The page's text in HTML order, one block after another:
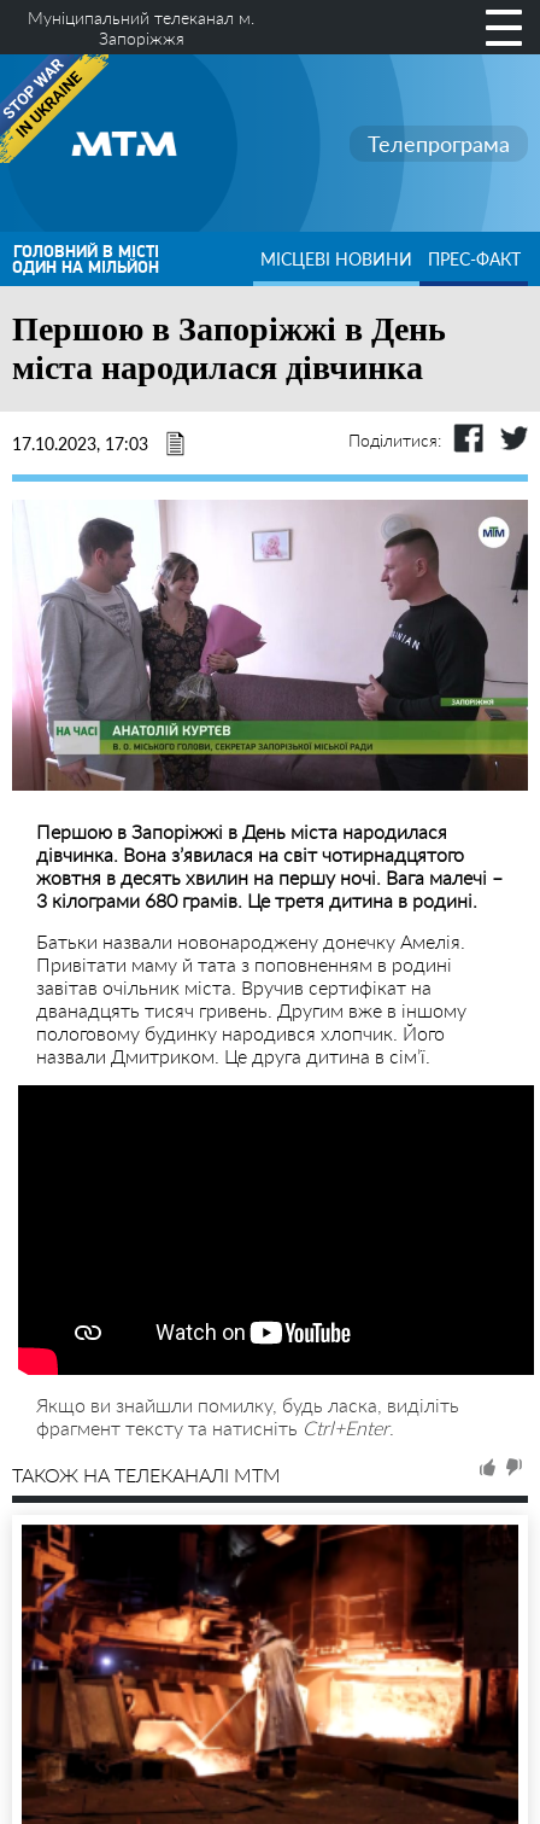
Муніципальний телеканал м.
Запоріжжя
Телепрограма
ГОЛОВНИЙ В МІСТІ
ОДИН НА МІЛЬЙОН МІСЦЕВІ НОВИНИ ПРЕС-ФАКТ
Першою в Запоріжжі в День
міста народилася дівчинка
17.10.2023, 17:03 Поділитися:
Першою в Запоріжжі в День міста народилася
дівчинка. Вона з’явилася на світ чотирнадцятого
жовтня в десять хвилин на першу ночі. Вага малечі –
3 кілограми 680 грамів. Це третя дитина в родині.
Батьки назвали новонароджену донечку Амелія.
Привітати маму й тата з поповненням в родині
завітав очільник міста. Вручив сертифікат на
дванадцять тисяч гривень. Другим вже в іншому
пологовому будинку народився хлопчик. Його
назвали Дмитриком. Це друга дитина в сім’ї.
Якщо ви знайшли помилку, будь ласка, виділіть
фрагмент тексту та натисніть Ctrl+Enter.
ТАКОЖ НА ТЕЛЕКАНАЛІ MTM